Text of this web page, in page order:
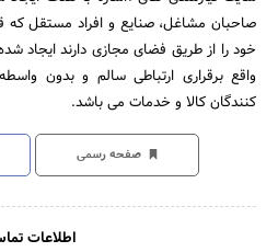
صاحبان مشاغل، صنایع و افراد مستقل
خود را از طریق فضای مجازی دارند
واقع برقراری ارتباطی سالم و بدون
کنندگان کالا و خدمات می باشد.
صفحه رسمی
اطلاعات